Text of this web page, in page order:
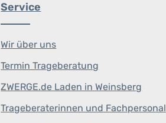
Service
Wir über uns
Termin Trageberatung
ZWERGE.de Laden in Weinsberg
Trageberaterinnen und Fachpersonal